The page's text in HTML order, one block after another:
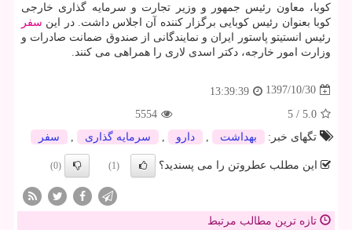
كوبا، معاون رئیس جمهور و وزیر تجارت و سرمایه گذاری خارجی
كوبا بعنوان رئیس كوبایی برگزار كننده آن اجلاس داشت. در این سفر
رئیس انستیتو پاستور ایران و نمایندگانی از صندوق ضمانت صادرات و
وزارت امور خارجه، دكتر اسدی لاری را همراهی می كنند.
1397/10/30
13:39:39
5.0
/
5
5554
تگهای خبر:
بهداشت دارو سرمایه گذاری سفر
این مطلب عطروتن را می پسندید؟ (1)
(0)
تازه ترین مطالب مرتبط